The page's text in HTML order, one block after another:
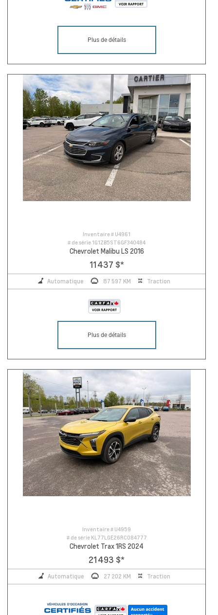
Plus de détails
Inventaire # U4961
# de série 1G1ZB5ST6GF340484
Chevrolet Malibu LS 2016
11 437 $*
Automatique 87 597 KM Traction
Plus de détails
Inventaire # U4959
# de série KL77LGE26RC084777
Chevrolet Trax 1RS 2024
21 493 $*
Automatique 27 202 KM Traction